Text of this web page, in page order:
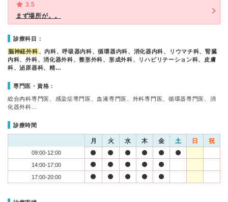
3.5
まず場所が。。
診療科目：
脳神経外科 、内科、呼吸器内科、循環器内科、消化器内科、リウマチ科、腎臓
内科、外科、消化器外科、整形外科、形成外科、リハビリテーション科、皮膚
科、泌尿器科、精…
専門医・資格：
総合内科専門医、感染症専門医、血液専門医、外科専門医、循環器専門医、消
化器外科…
診療時間
月 火 水 木 金 土 日 祝
09:00-12:00
14:00-17:00
17:00-20:00